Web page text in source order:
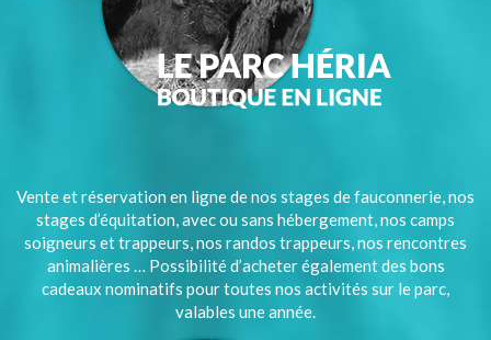
Vente et réservation en ligne de nos stages de fauconnerie, nos
stages d’équitation, avec ou sans hébergement, nos camps
soigneurs et trappeurs, nos randos trappeurs, nos rencontres
animalières … Possibilité d’acheter également des bons
cadeaux nominatifs pour toutes nos activités sur le parc,
valables une année.